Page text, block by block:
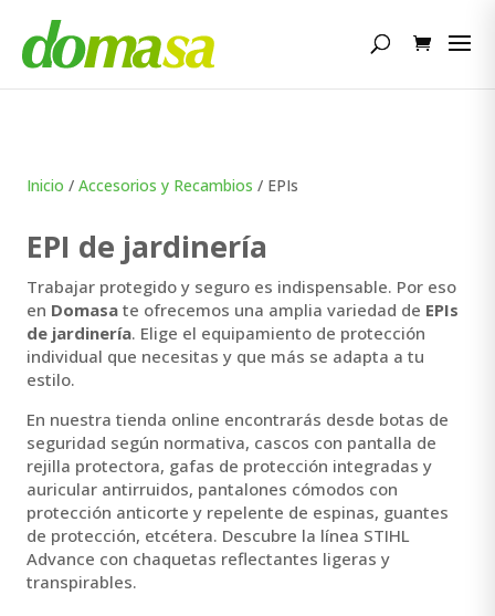
productos
Inicio / Accesorios y Recambios / EPIs
EPI de jardinería
Trabajar protegido y seguro es indispensable. Por eso
en Domasa te ofrecemos una amplia variedad de EPIs
de jardinería. Elige el equipamiento de protección
individual que necesitas y que más se adapta a tu
estilo.
En nuestra tienda online encontrarás desde botas de
seguridad según normativa, cascos con pantalla de
rejilla protectora, gafas de protección integradas y
auricular antirruidos, pantalones cómodos con
protección anticorte y repelente de espinas, guantes
de protección, etcétera. Descubre la línea STIHL
Advance con chaquetas reflectantes ligeras y
transpirables.